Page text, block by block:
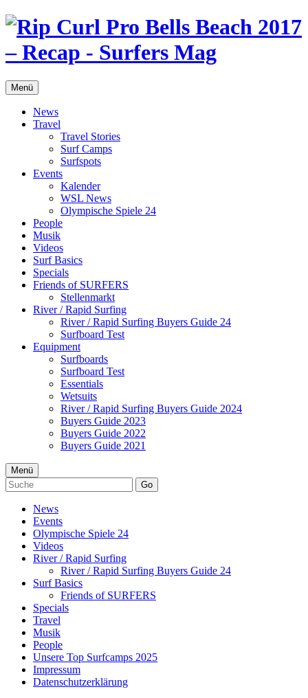
Menü
News
Travel
Travel Stories
Surf Camps
Surfspots
Events
Kalender
WSL News
Olympische Spiele 24
People
Musik
Videos
Surf Basics
Specials
Friends of SURFERS
Stellenmarkt
River / Rapid Surfing
River / Rapid Surfing Buyers Guide 24
Surfboard Test
Equipment
Surfboards
Surfboard Test
Essentials
Wetsuits
River / Rapid Surfing Buyers Guide 2024
Buyers Guide 2023
Buyers Guide 2022
Buyers Guide 2021
Menü
Go
News
Events
Olympische Spiele 24
Videos
River / Rapid Surfing
River / Rapid Surfing Buyers Guide 24
Surf Basics
Friends of SURFERS
Specials
Travel
Musik
People
Unsere Top Surfcamps 2025
Impressum
Datenschutzerklärung